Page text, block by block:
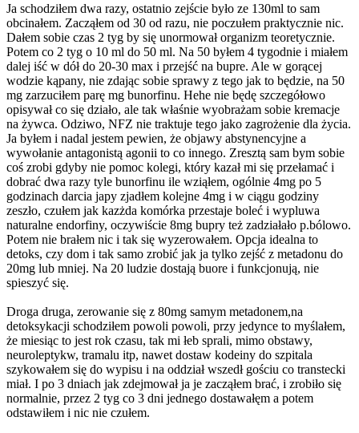
Ja schodziłem dwa razy, ostatnio zejście było ze 130ml to sam
obcinałem. Zacząłem od 30 od razu, nie poczułem praktycznie nic.
Dałem sobie czas 2 tyg by się unormował organizm teoretycznie.
Potem co 2 tyg o 10 ml do 50 ml. Na 50 byłem 4 tygodnie i miałem
dalej iść w dół do 20-30 max i przejść na bupre. Ale w gorącej
wodzie kąpany, nie zdając sobie sprawy z tego jak to będzie, na 50
mg zarzuciłem parę mg bunorfinu. Hehe nie będę szczegółowo
opisywał co się działo, ale tak właśnie wyobrażam sobie kremacje
na żywca. Odziwo, NFZ nie traktuje tego jako zagrożenie dla życia.
Ja byłem i nadal jestem pewien, że objawy abstynencyjne a
wywołanie antagonistą agonii to co innego. Zresztą sam bym sobie
coś zrobi gdyby nie pomoc kolegi, który kazał mi się przełamać i
dobrać dwa razy tyle bunorfinu ile wziąłem, ogólnie 4mg po 5
godzinach darcia japy zjadłem kolejne 4mg i w ciągu godziny
zeszło, czułem jak kazżda komórka przestaje boleć i wypluwa
naturalne endorfiny, oczywiście 8mg bupry też zadziałało p.bólowo.
Potem nie brałem nic i tak się wyzerowałem. Opcja idealna to
detoks, czy dom i tak samo zrobić jak ja tylko zejść z metadonu do
20mg lub mniej. Na 20 ludzie dostają buore i funkcjonują, nie
spieszyć się.
Droga druga, zerowanie się z 80mg samym metadonem,na
detoksykacji schodziłem powoli powoli, przy jedynce to myślałem,
że miesiąc to jest rok czasu, tak mi łeb sprali, mimo obstawy,
neuroleptykw, tramalu itp, nawet dostaw kodeiny do szpitala
szykowałem się do wypisu i na oddział wszedł gościu co transtecki
miał. I po 3 dniach jak zdejmował ja je zacząłem brać, i zrobiło się
normalnie, przez 2 tyg co 3 dni jednego dostawałęm a potem
odstawiłem i nic nie czułem.